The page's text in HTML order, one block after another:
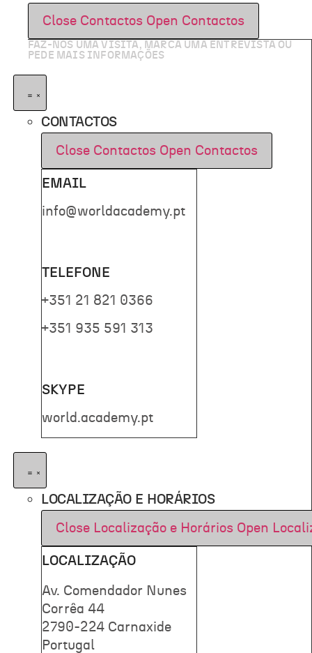
Close Contactos Open Contactos
FAZ-NOS UMA VISITA, MARCA UMA ENTREVISTA OU
PEDE MAIS INFORMAÇÕES
CONTACTOS
Close Contactos Open Contactos
EMAIL
info@worldacademy.pt
TELEFONE
+351 21 821 0366
+351 935 591 313
SKYPE
world.academy.pt
LOCALIZAÇÃO E HORÁRIOS
Close Localização e Horários Open
LOCALIZAÇÃO
Av. Comendador Nunes
Corrêa 44
2790-224 Carnaxide
Portugal